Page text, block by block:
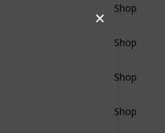
✕
Shop
Shop
Shop
Shop